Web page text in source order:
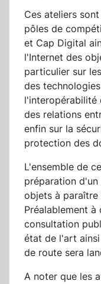
Ces ateliers
pôles de
et Cap Digital
l'Internet des
particulier sur
des
l'interopérabilité
des relations
enfin sur la
protection des
L'ensemble de
préparation
objets à paraître
Préalablement
consultation
état de l'art
de route sera
A noter que les